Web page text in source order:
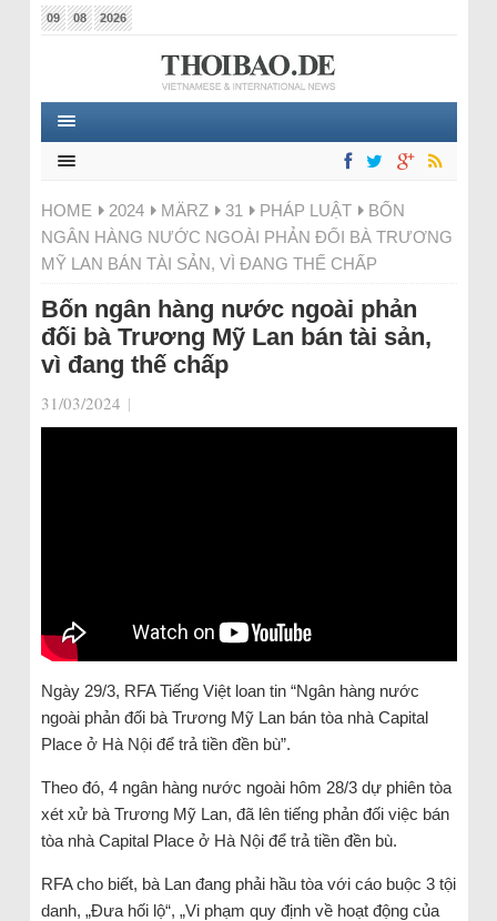
09 08 2026
HOME 2024 MÄRZ 31 PHÁP LUẬT
BỐN
NGÂN HÀNG NƯỚC NGOÀI PHẢN ĐỐI BÀ TRƯƠNG
MỸ LAN BÁN TÀI SẢN, VÌ ĐANG THẾ CHẤP
Bốn ngân hàng nước ngoài phản
đối bà Trương Mỹ Lan bán tài sản,
vì đang thế chấp
31/03/2024 |
Ngày 29/3, RFA Tiếng Việt loan tin “Ngân hàng nước
ngoài phản đối bà Trương Mỹ Lan bán tòa nhà Capital
Place ở Hà Nội để trả tiền đền bù”.
Theo đó, 4 ngân hàng nước ngoài hôm 28/3 dự phiên tòa
xét xử bà Trương Mỹ Lan, đã lên tiếng phản đối việc bán
tòa nhà Capital Place ở Hà Nội để trả tiền đền bù.
RFA cho biết, bà Lan đang phải hầu tòa với cáo buộc 3 tội
danh, „Đưa hối lộ“, „Vi phạm quy định về hoạt động của